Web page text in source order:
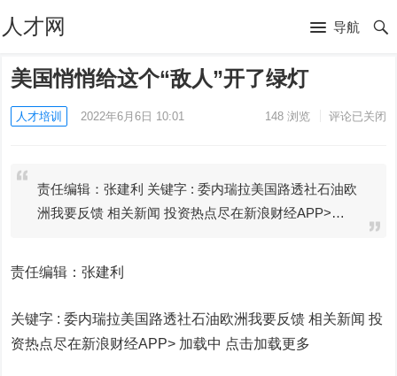
人才网 导航
美国悄悄给这个“敌人”开了绿灯
人才培训 2022年6月6日 10:01 148浏览 评论已关闭
责任编辑：张建利 关键字 : 委内瑞拉美国路透社石油欧
洲我要反馈 相关新闻 投资热点尽在新浪财经APP>…
责任编辑：张建利
关键字 :委内瑞拉美国路透社石油欧洲我要反馈 相关新闻投
资热点尽在新浪财经APP> 加载中 点击加载更多